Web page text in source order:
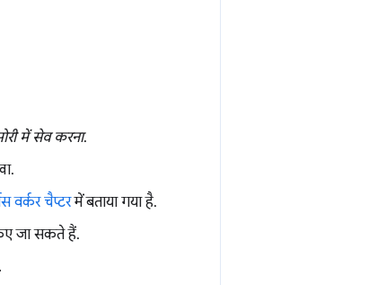
में सेव करना.
वर्कर चैप्टरमें बताया गया है.
जा सकते हैं.
.